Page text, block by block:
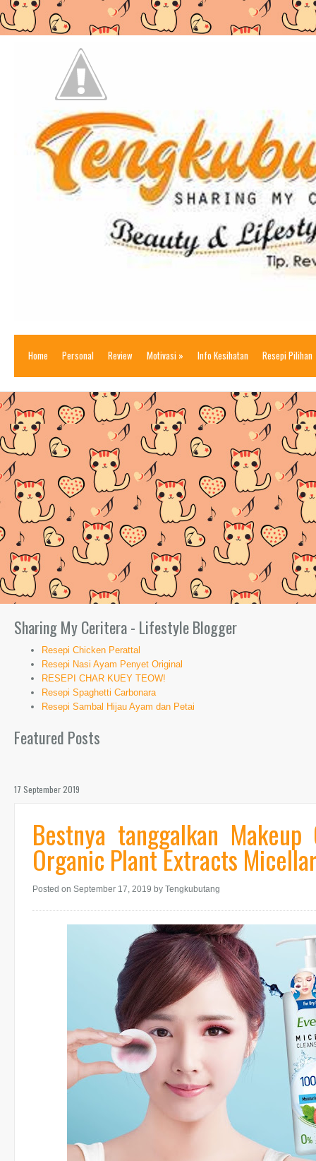
Home Personal Review Motivasi » Info Kesihatan Resepi Pilihan
Sharing My Ceritera - Lifestyle Blogger
Resepi Chicken Perattal
Resepi Nasi Ayam Penyet Original
RESEPI CHAR KUEY TEOW!
Resepi Spaghetti Carbonara
Resepi Sambal Hijau Ayam dan Petai
Featured Posts
17 September 2019
Bestnya tanggalkan Makeup
Organic Plant Extracts
Posted on September 17, 2019 by Tengkubutang